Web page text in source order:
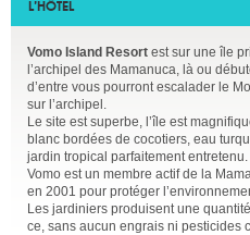
L’HÔTEL
Vomo Island Resort est sur une île
l’archipel des Mamanuca, là ou
d’entre vous pourront escalader le
sur l’archipel.
Le site est superbe, l’île est
blanc bordées de cocotiers, eau
jardin tropical parfaitement entretenu.
Vomo est un membre actif de la
en 2001 pour protéger
Les jardiniers produisent une
ce, sans aucun engrais ni pesticides